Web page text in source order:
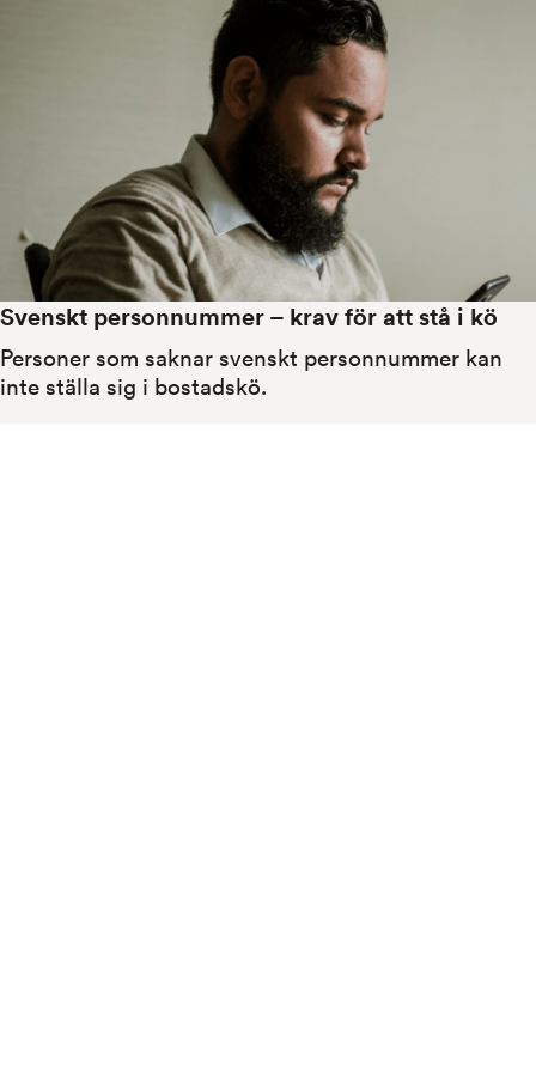
Svenskt personnummer – krav för att stå i kö
Personer som saknar svenskt personnummer kan
inte ställa sig i bostadskö.